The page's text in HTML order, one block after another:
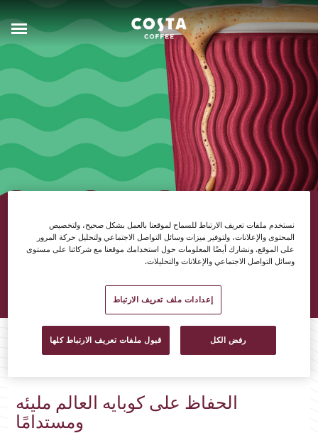
القهوة مع الالتزام
خطتنا لدفع التغيير الإيجابي.
الحفاظ على كوبايه العالم مليئه
ومستدامًا
نستخدم ملفات تعريف الارتباط للسماح لموقعنا بالعمل بشكل صحيح، ولتخصيص
المحتوى والإعلانات، ولتوفير ميزات وسائل التواصل الاجتماعي ولتحليل حركة المرور
على الموقع. ونشارك أيضًا المعلومات حول استخدامك موقعنا مع شركائنا على مستوى
وسائل التواصل الاجتماعي والإعلانات والتحليلات.
إعدادات ملف تعريف الارتباط
رفض الكل قبول ملفات تعريف الارتباط كلها